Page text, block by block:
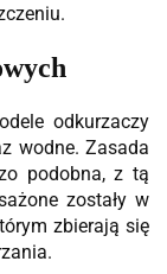
odkurzaczy
wodne. Zasada
podobna, z tą
zostały w
zbierają się